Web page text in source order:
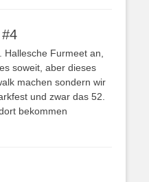
Furmeet an,
soweit, aber dieses
machen sondern wir
und zwar das 52.
bekommen